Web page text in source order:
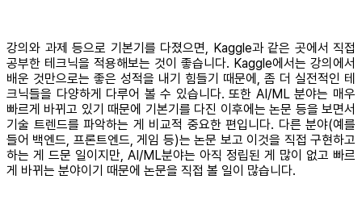
강의와 과제 등으로 기본기를 다졌으면, Kaggle과 같은 곳에서 직접
공부한 테크닉을 적용해보는 것이 좋습니다. Kaggle에서는 강의에서
배운 것만으로는 좋은 성적을 내기 힘들기 때문에, 좀 더 실전적인 테
크닉들을 다양하게 다루어 볼 수 있습니다. 또한 AI/ML 분야는 매우
빠르게 바뀌고 있기 때문에 기본기를 다진 이후에는 논문 등을 보면서
기술 트렌드를 파악하는 게 비교적 중요한 편입니다. 다른 분야(예를
들어 백엔드, 프론트엔드, 게임 등)는 논문 보고 이것을 직접 구현하고
하는 게 드문 일이지만, AI/ML분야는 아직 정립된 게 많이 없고 빠르
게 바뀌는 분야이기 때문에 논문을 직접 볼 일이 많습니다.